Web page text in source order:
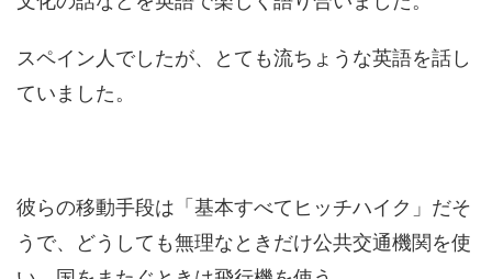
スペイン人でしたが、とても流ちょうな英語を話し
ていました。
彼らの移動手段は「基本すべてヒッチハイク」だそ
うで、どうしても無理なときだけ公共交通機関を使